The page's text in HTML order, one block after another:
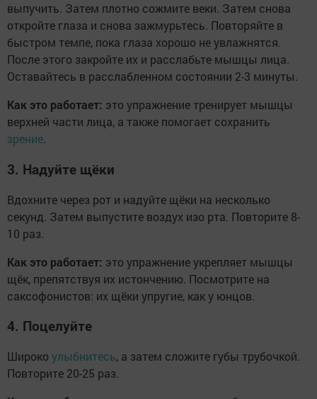
выпучить. Затем плотно сожмите веки. Затем снова
откройте глаза и снова зажмурьтесь. Повторяйте в
быстром темпе, пока глаза хорошо не увлажнятся.
После этого закройте их и расслабьте мышцы лица.
Оставайтесь в расслабленном состоянии 2-3 минуты.
Как это работает: это упражнение тренирует мышцы
верхней части лица, а также помогает сохранить
зрение.
3. Надуйте щёки
Вдохните через рот и надуйте щёки на несколько
секунд. Затем выпустите воздух изо рта. Повторите 8-
10 раз.
Как это работает: это упражнение укрепляет мышцы
щёк, препятствуя их истончению. Посмотрите на
саксофонистов: их щёки упругие, как у юнцов.
4. Поцелуйте
Широко улыбнитесь, а затем сложите губы трубочкой.
Повторите 20-25 раз.